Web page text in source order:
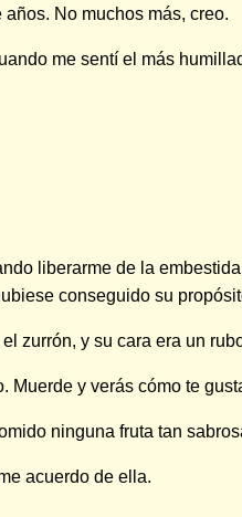
No muchos más, creo.
me sentí el más
liberarme de la
conseguido su
zurrón, y su cara era un
Muerde y verás cómo te
ninguna fruta tan
acuerdo de ella.